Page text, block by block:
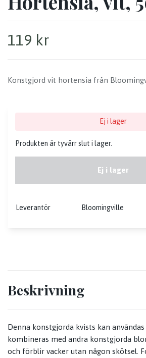
119 kr
Konstgjord vit hortensia från
Ej i lager
Produkten är tyvärr slut i lager.
Ej i lager
Leverantör Bloomingville
Beskrivning
Denna konstgjorda kvists kan
kombineras med andra konstgjorda
och förblir vacker utan någon skötsel.